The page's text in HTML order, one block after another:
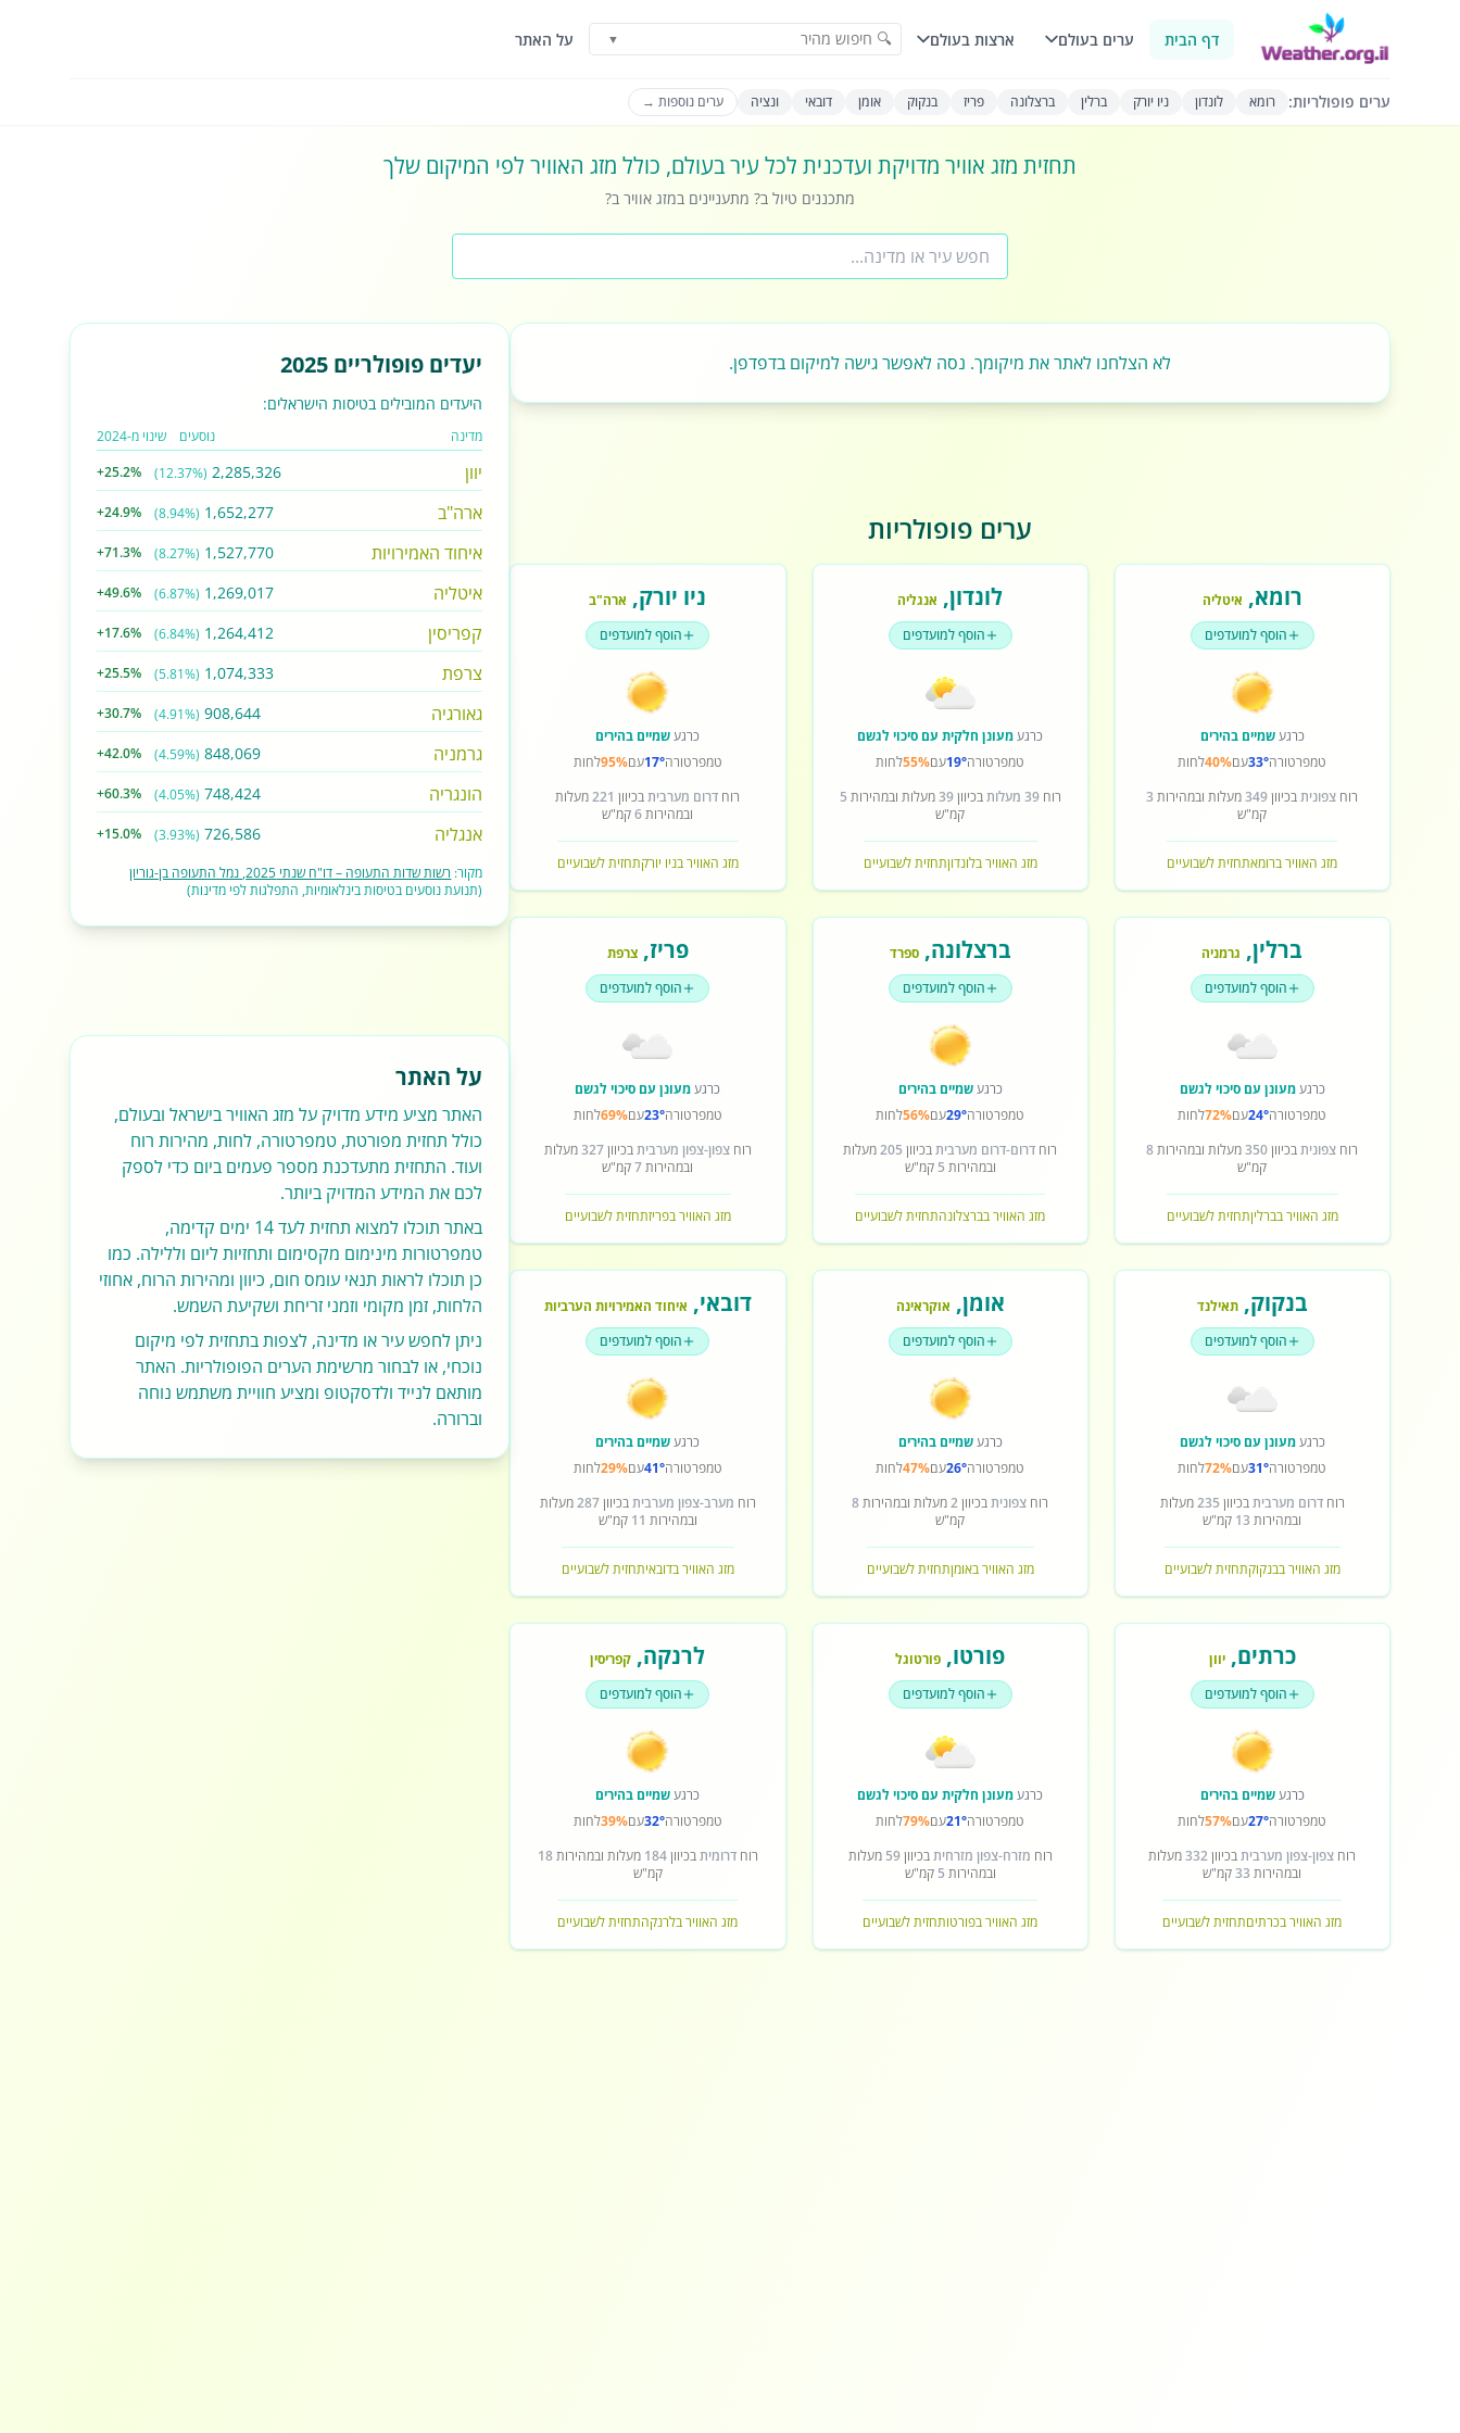
דף הבית ערים בעולם ארצות בעולם 🔍 חיפוש מהיר ▼ על האתר
ערים פופולריות: רומא לונדון ניו יורק ברלין ברצלונה פריז בנקוק אומן דובאי ונציה ערים נוספות →
תחזית מזג אוויר מדויקת ועדכנית לכל עיר בעולם, כולל מזג האוויר לפי המיקום שלך
מתכננים טיול ב? מתעניינים במזג אוויר ב?
לא הצלחנו לאתר את מיקומך. נסה לאפשר גישה למיקום בדפדפן.
ערים פופולריות
רומא, איטליה
הוסף למועדפים
כרגעשמיים בהירים
טמפרטורה33°עם40%לחות
רוח צפוניתבכיוון349מעלות ובמהירות 3
קמ"ש
מזג האוויר ברומאתחזית לשבועיים
לונדון, אנגליה
הוסף למועדפים
כרגעמעונן חלקית עם סיכוי לגשם
טמפרטורה19°עם55%לחות
רוח39 מעלות בכיוון39מעלות ובמהירות 5
קמ"ש
מזג האוויר בלונדוןתחזית לשבועיים
ניו יורק, ארה"ב
הוסף למועדפים
כרגעשמיים בהירים
טמפרטורה17°עם95%לחות
רוח דרום מערביתבכיוון 221מעלות
ובמהירות6קמ"ש
מזג האוויר בניו יורקתחזית לשבועיים
ברלין, גרמניה
הוסף למועדפים
כרגעמעונן עם סיכוי לגשם
טמפרטורה24°עם72%לחות
רוח צפוניתבכיוון350מעלות ובמהירות8
קמ"ש
מזג האוויר בברליןתחזית לשבועיים
ברצלונה,ספרד
הוסף למועדפים
כרגעשמיים בהירים
טמפרטורה29°עם56%לחות
רוח דרום-דרום מערביתבכיוון 205מעלות
ובמהירות 5 קמ"ש
מזג האוויר בברצלונהתחזית לשבועיים
פריז,צרפת
הוסף למועדפים
כרגעמעונן עם סיכוי לגשם
טמפרטורה23°עם69%לחות
רוחצפון-צפון מערביתבכיוון327מעלות
ובמהירות7קמ"ש
מזג האוויר בפריזתחזית לשבועיים
בנקוק,תאילנד
הוסף למועדפים
כרגעמעונן עם סיכוי לגשם
טמפרטורה31°עם72%לחות
רוחדרום מערביתבכיוון 235מעלות
ובמהירות 13 קמ"ש
מזג האוויר בבנקוקתחזית לשבועיים
אומן, אוקראינה
הוסף למועדפים
כרגעשמיים בהירים
טמפרטורה26°עם47%לחות
רוח צפוניתבכיוון2מעלות ובמהירות8
קמ"ש
מזג האוויר באומןתחזית לשבועיים
דובאי, איחוד האמירויות הערביות
הוסף למועדפים
כרגעשמיים בהירים
טמפרטורה41°עם29%לחות
רוח מערב-צפון מערביתבכיוון287מעלות
ובמהירות 11 קמ"ש
מזג האוויר בדובאיתחזית לשבועיים
כרתים,יוון
הוסף למועדפים
כרגעשמיים בהירים
טמפרטורה27°עם57%לחות
רוח צפון-צפון מערביתבכיוון332מעלות
ובמהירות 33קמ"ש
מזג האוויר בכרתיםתחזית לשבועיים
פורטו, פורטוגל
הוסף למועדפים
כרגעמעונן חלקית עם סיכוי לגשם
טמפרטורה21°עם79%לחות
רוח מזרח-צפון מזרחיתבכיוון59 מעלות
ובמהירות 5 קמ"ש
מזג האוויר בפורטותחזית לשבועיים
לרנקה, קפריסין
הוסף למועדפים
כרגעשמיים בהירים
טמפרטורה32°עם39%לחות
רוחדרומיתבכיוון184 מעלות ובמהירות18
קמ"ש
מזג האוויר בלרנקהתחזית לשבועיים
יעדים פופולריים 2025
היעדים המובילים בטיסות הישראלים:
מדינה נוסעים שינוי מ-2024
יוון 2,285,326
(12.37%)
+25.2%
ארה"ב 1,652,277
(8.94%)
+24.9%
איחוד האמירויות 1,527,770
(8.27%)
+71.3%
איטליה 1,269,017
(6.87%)
+49.6%
קפריסין 1,264,412
(6.84%)
+17.6%
צרפת 1,074,333
(5.81%)
+25.5%
גאורגיה 908,644
(4.91%)
+30.7%
גרמניה 848,069
(4.59%)
+42.0%
הונגריה 748,424
(4.05%)
+60.3%
אנגליה 726,586
(3.93%)
+15.0%
מקור: רשות שדות התעופה – דו"ח שנתי 2025, נמל התעופה בן-גוריון
(תנועת נוסעים בטיסות בינלאומיות, התפלגות לפי מדינות)
על האתר
האתר מציע מידע מדויק על מזג האוויר בישראל ובעולם,
כולל תחזית מפורטת, טמפרטורה, לחות, מהירות רוח
ועוד. התחזית מתעדכנת מספר פעמים ביום כדי לספק
לכם את המידע המדויק ביותר.
באתר תוכלו למצוא תחזית לעד 14 ימים קדימה,
טמפרטורות מינימום מקסימום ותחזיות ליום וללילה. כמו
כן תוכלו לראות תנאי עומס חום, כיוון ומהירות הרוח, אחוזי
הלחות, זמן מקומי וזמני זריחת ושקיעת השמש.
ניתן לחפש עיר או מדינה, לצפות בתחזית לפי מיקום
נוכחי, או לבחור מרשימת הערים הפופולריות. האתר
מותאם לנייד ולדסקטופ ומציע חוויית משתמש נוחה
וברורה.